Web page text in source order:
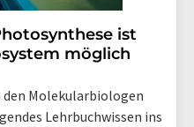
ist
möglich
den Molekularbiologen
Lehrbuchwissen ins